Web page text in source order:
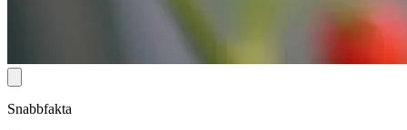
Snabbfakta